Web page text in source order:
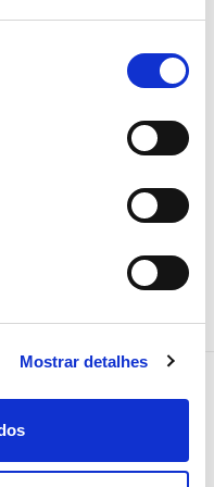
Mostrar detalhes